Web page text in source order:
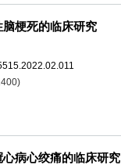
梗死的临床研究
)
病心绞痛的临床研究